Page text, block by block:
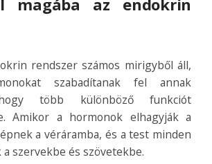
magába az endokrin
rendszer számos mirigyből áll,
szabadítanak fel annak
több különböző funkciót
Amikor a hormonok elhagyják a
a véráramba, és a test minden
szervekbe és szövetekbe.